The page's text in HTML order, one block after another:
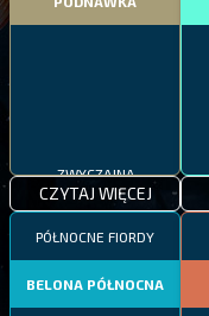
ZWYCZAJNA
CZYTAJ WIĘCEJ
PÓŁNOCNE FIORDY
BELONA PÓŁNOCNA